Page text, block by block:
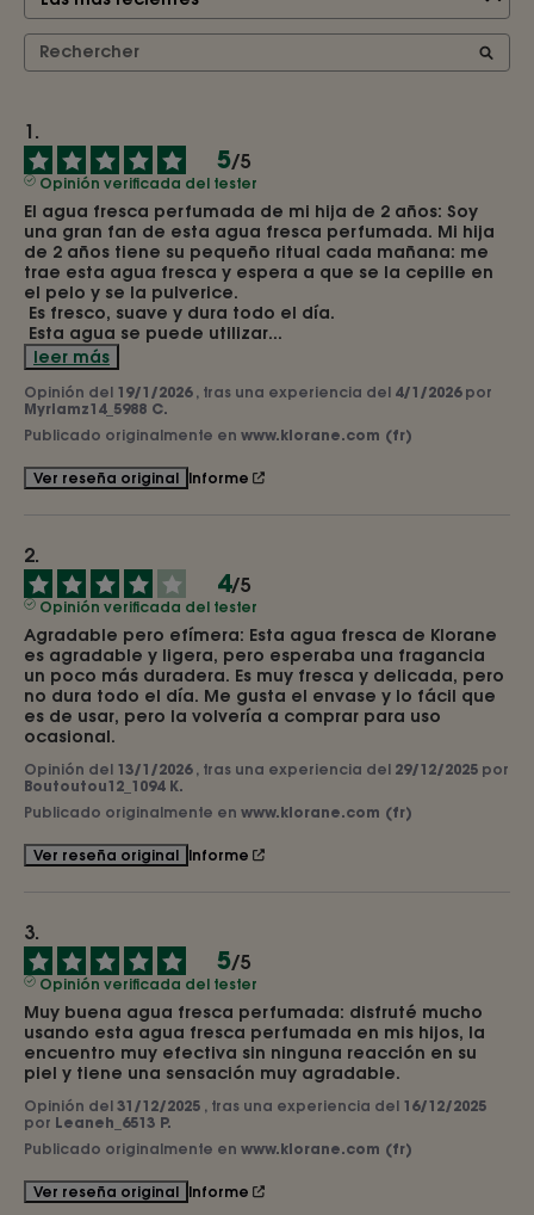
5/5
Opinión verificada del tester
El agua fresca perfumada de mi hija de 2 años: Soy
una gran fan de esta agua fresca perfumada. Mi hija
de 2 años tiene su pequeño ritual cada mañana: me
trae esta agua fresca y espera a que se la cepille en
el pelo y se la pulverice.
Esta agua se puede utilizar...
leer más
Opinión del 19/1/2026 , tras una experiencia del 4/1/2026 por
Myriamz14_5988 C.
Publicado originalmente en www.klorane.com (fr)
Ver reseña original Informe
4/5
Opinión verificada del tester
Agradable pero efímera: Esta agua fresca de Klorane
es agradable y ligera, pero esperaba una fragancia
un poco más duradera. Es muy fresca y delicada, pero
no dura todo el día. Me gusta el envase y lo fácil que
es de usar, pero la volvería a comprar para uso
ocasional.
Opinión del 13/1/2026 , tras una experiencia del 29/12/2025 por
Boutoutou12_1094 K.
Publicado originalmente en www.klorane.com (fr)
Ver reseña original Informe
5/5
Opinión verificada del tester
Muy buena agua fresca perfumada: disfruté mucho
usando esta agua fresca perfumada en mis hijos, la
encuentro muy efectiva sin ninguna reacción en su
piel y tiene una sensación muy agradable.
Opinión del 31/12/2025 , tras una experiencia del 16/12/2025
por Leaneh_6513 P.
Publicado originalmente en www.klorane.com (fr)
Ver reseña original Informe